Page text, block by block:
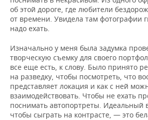
об этой дороге, где любители
от времени. Увидела там фотографии
надо ехать.
Изначально у меня была задумка
творческую съемку для своего
все еще есть, к слову. Было принято
на разведку, чтобы посмотреть, что
представляет локация и как с ней
взаимодействовать. Чтобы не ехать
поснимать автопортреты. Идеальный
чтобы сыграть на контрасте, — это